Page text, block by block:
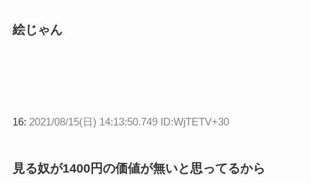
絵じゃん
16: 2021/08/15(日) 14:13:50.749 ID:WjTETV+30
見る奴が1400円の価値が無いと思ってるから